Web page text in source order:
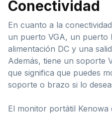
Conectividad
En cuanto a la
un puerto VGA, un puerto
alimentación DC y una
Además, tiene un soporte
que significa que puedes
soporte o brazo si lo
El monitor portátil Kenowa